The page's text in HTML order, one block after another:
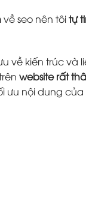
về seo nên tôitự
về kiến trúc và
website rất
ưu nội dung